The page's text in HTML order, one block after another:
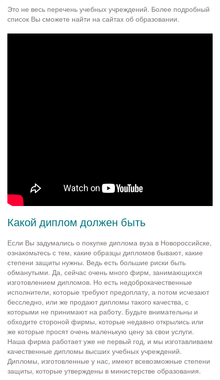
Это не весь перечень учебных учреждений. Более подробный
список Вы сможете найти на сайтах об образовании.
Какой диплом должен быть
Если Вы задумались о покупке диплома вуза в Новороссийске,
ознакомьтесь с тем, какие образцы дипломов бывают, какие
степени защиты нужны. Ведь есть большие риски быть
обманутыми. Да, сейчас очень много фирм, занимающихся
изготовлением дипломов. Но есть недоброкачественные
исполнители, которые требуют предоплату, а потом исчезают
бесследно, или же продают дипломы такого качества, с
которыми не принимают на работу. Будьте внимательны и
обходите стороной фирмы, которые недавно открылись или
же которые просят очень маленькую цену за свои услуги.
Наша фирма работает уже не первый год, и мы изготавливаем
качественные дипломы высших учебных учреждений.
Дипломы, изготовленные у нас, имеют всевозможные степени
защиты, которые утверждены в министерстве образования.